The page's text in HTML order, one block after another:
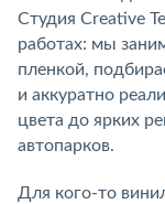
Студия Creative
работах: мы
пленкой,
и аккуратно
цвета до ярких
автопарков.
Для кого-то